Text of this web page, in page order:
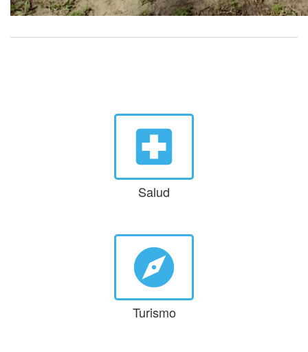
local_hospital
Salud
explore
Turismo